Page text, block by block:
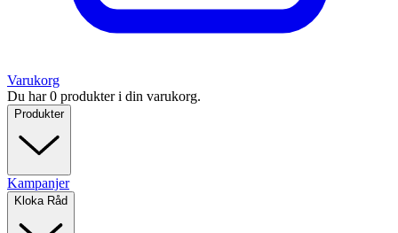
Varukorg
Du har 0 produkter i din varukorg.
Produkter
Kampanjer
Kloka Råd